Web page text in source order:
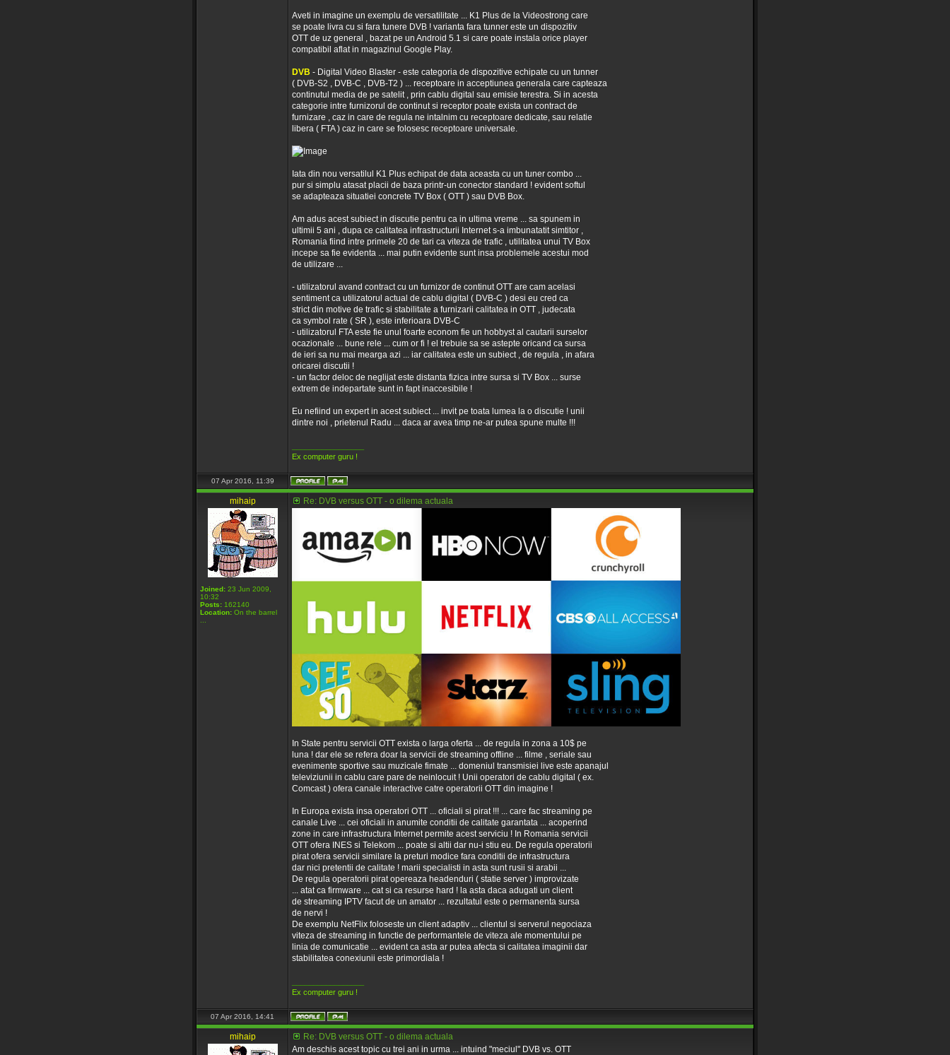
Aveti in imagine un exemplu de versatilitate ... K1 Plus de la Videostrong care
se poate livra cu si fara tunere DVB ! varianta fara tunner este un dispozitiv
OTT de uz general , bazat pe un Android 5.1 si care poate instala orice player
compatibil aflat in magazinul Google Play.
DVB - Digital Video Blaster - este categoria de dispozitive echipate cu un tunner
( DVB-S2 , DVB-C , DVB-T2 ) ... receptoare in acceptiunea generala care capteaza
continutul media de pe satelit , prin cablu digital sau emisie terestra. Si in acesta
categorie intre furnizorul de continut si receptor poate exista un contract de
furnizare , caz in care de regula ne intalnim cu receptoare dedicate, sau relatie
libera ( FTA ) caz in care se folosesc receptoare universale.
Iata din nou versatilul K1 Plus echipat de data aceasta cu un tuner combo ...
pur si simplu atasat placii de baza printr-un conector standard ! evident softul
se adapteaza situatiei concrete TV Box ( OTT ) sau DVB Box.
Am adus acest subiect in discutie pentru ca in ultima vreme ... sa spunem in
ultimii 5 ani , dupa ce calitatea infrastructurii Internet s-a imbunatatit simtitor ,
Romania fiind intre primele 20 de tari ca viteza de trafic , utilitatea unui TV Box
incepe sa fie evidenta ... mai putin evidente sunt insa problemele acestui mod
de utilizare ...
- utilizatorul avand contract cu un furnizor de continut OTT are cam acelasi
sentiment ca utilizatorul actual de cablu digital ( DVB-C ) desi eu cred ca
strict din motive de trafic si stabilitate a furnizarii calitatea in OTT , judecata
ca symbol rate ( SR ), este inferioara DVB-C
- utilizatorul FTA este fie unul foarte econom fie un hobbyst al cautarii surselor
ocazionale ... bune rele ... cum or fi ! el trebuie sa se astepte oricand ca sursa
de ieri sa nu mai mearga azi ... iar calitatea este un subiect , de regula , in afara
oricarei discutii !
- un factor deloc de neglijat este distanta fizica intre sursa si TV Box ... surse
extrem de indepartate sunt in fapt inaccesibile !
Eu nefiind un expert in acest subiect ... invit pe toata lumea la o discutie ! unii
dintre noi , prietenul Radu ... daca ar avea timp ne-ar putea spune multe !!!
Ex computer guru !
07 Apr 2016, 11:39
mihaip
Joined: 23 Jun 2009,
10:32
Posts: 162140
Location: On the barrel
Re: DVB versus OTT - o dilema actuala
In State pentru servicii OTT exista o larga oferta ... de regula in zona a 10$ pe
luna ! dar ele se refera doar la servicii de streaming offline ... filme , seriale sau
evenimente sportive sau muzicale fimate ... domeniul transmisiei live este apanajul
televiziunii in cablu care pare de neinlocuit ! Unii operatori de cablu digital ( ex.
Comcast ) ofera canale interactive catre operatorii OTT din imagine !
In Europa exista insa operatori OTT ... oficiali si pirat !!! ... care fac streaming pe
canale Live ... cei oficiali in anumite conditii de calitate garantata ... acoperind
zone in care infrastructura Internet permite acest serviciu ! In Romania servicii
OTT ofera INES si Telekom ... poate si altii dar nu-i stiu eu. De regula operatorii
pirat ofera servicii similare la preturi modice fara conditii de infrastructura
dar nici pretentii de calitate ! marii specialisti in asta sunt rusii si arabii ...
De regula operatorii pirat opereaza headenduri ( statie server ) improvizate
... atat ca firmware ... cat si ca resurse hard ! la asta daca adugati un client
de streaming IPTV facut de un amator ... rezultatul este o permanenta sursa
de nervi !
De exemplu NetFlix foloseste un client adaptiv ... clientul si serverul negociaza
viteza de streaming in functie de performantele de viteza ale momentului pe
linia de comunicatie ... evident ca asta ar putea afecta si calitatea imaginii dar
stabilitatea conexiunii este primordiala !
Ex computer guru !
07 Apr 2016, 14:41
mihaip
Re: DVB versus OTT - o dilema actuala
Am deschis acest topic cu trei ani in urma ... intuind "meciul" DVB vs. OTT